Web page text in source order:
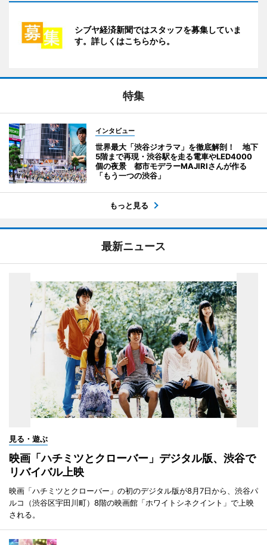
シブヤ経済新聞ではスタッフを募集していま
す。詳しくはこちらから。
特集
インタビュー
世界最大「渋谷ジオラマ」を徹底解剖！ 地下
5階まで再現・渋谷駅を走る電車やLED4000
個の夜景 都市モデラーMAJIRIさんが作る
「もう一つの渋谷」
もっと見る
最新ニュース
見る・遊ぶ
映画「ハチミツとクローバー」デジタル版、渋谷で
リバイバル上映
映画「ハチミツとクローバー」の初のデジタル版が8月7日から、渋谷パ
ルコ（渋谷区宇田川町）8階の映画館「ホワイトシネクイント」で上映
される。